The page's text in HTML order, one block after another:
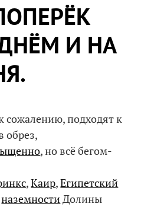
И НА
сожалению, подходят к
обрез,
, но всё бегом-
,Каир,Египетский
наземностиДолины